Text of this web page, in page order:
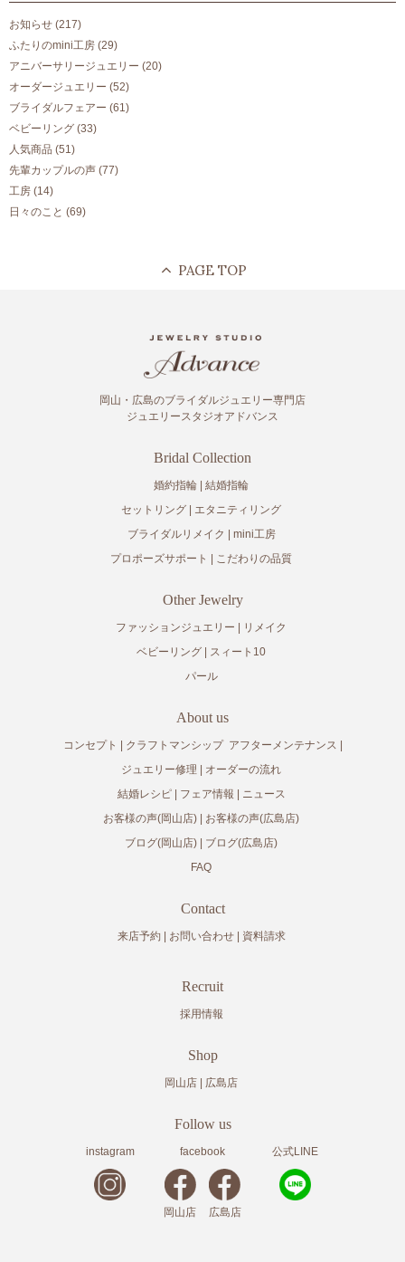
お知らせ (217)
ふたりのmini工房 (29)
アニバーサリージュエリー (20)
オーダージュエリー (52)
ブライダルフェアー (61)
ベビーリング (33)
人気商品 (51)
先輩カップルの声 (77)
工房 (14)
日々のこと (69)
岡山・広島のブライダルジュエリー専門店
ジュエリースタジオアドバンス
Bridal Collection
婚約指輪
結婚指輪
セットリング
エタニティリング
ブライダルリメイク
mini工房
プロポーズサポート
こだわりの品質
Other Jewelry
ファッションジュエリー
リメイク
ベビーリング
スィート10
パール
About us
コンセプト クラフトマンシップ アフターメンテナンス
ジュエリー修理
オーダーの流れ
結婚レシピ
フェア情報
ニュース
お客様の声(岡山店)
お客様の声(広島店)
ブログ(岡山店)
ブログ(広島店)
FAQ
Contact
来店予約 お問い合わせ 資料請求
Recruit
採用情報
Shop
岡山店 広島店
Follow us
instagram facebook
岡山店 広島店
公式LINE